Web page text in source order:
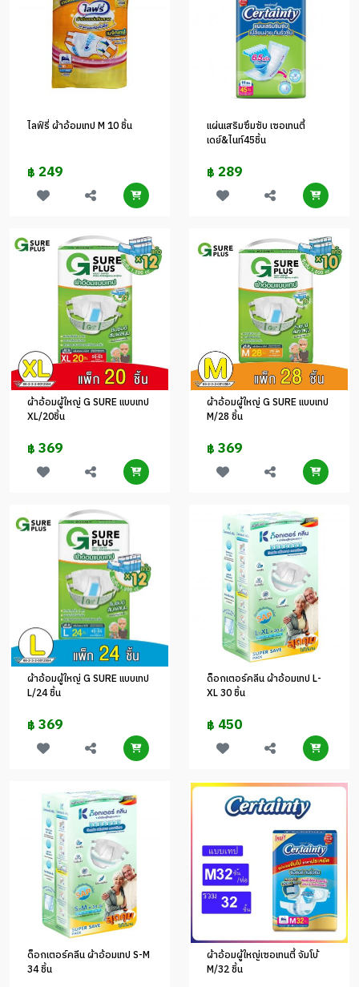
ไลฟ์รี่ ผ้าอ้อมเทป M 10 ชิ้น
฿ 249
แผ่นเสริมซึมซับ เซอเทนตี้
เดย์&ไนท์45ชิ้น
฿ 289
ผ้าอ้อมผู้ใหญ่ G SURE แบบเทป
XL/20ชิ้น
฿ 369
ผ้าอ้อมผู้ใหญ่ G SURE แบบเทป
M/28 ชิ้น
฿ 369
ผ้าอ้อมผู้ใหญ่ G SURE แบบเทป
L/24 ชิ้น
฿ 369
ด็อกเตอร์คลีน ผ้าอ้อมเทป L-
XL 30 ชิ้น
฿ 450
ด็อกเตอร์คลีน ผ้าอ้อมเทป S-M
34 ชิ้น
ผ้าอ้อมผู้ใหญ่เซอเทนตี้ จัมโบ้
M/32 ชิ้น